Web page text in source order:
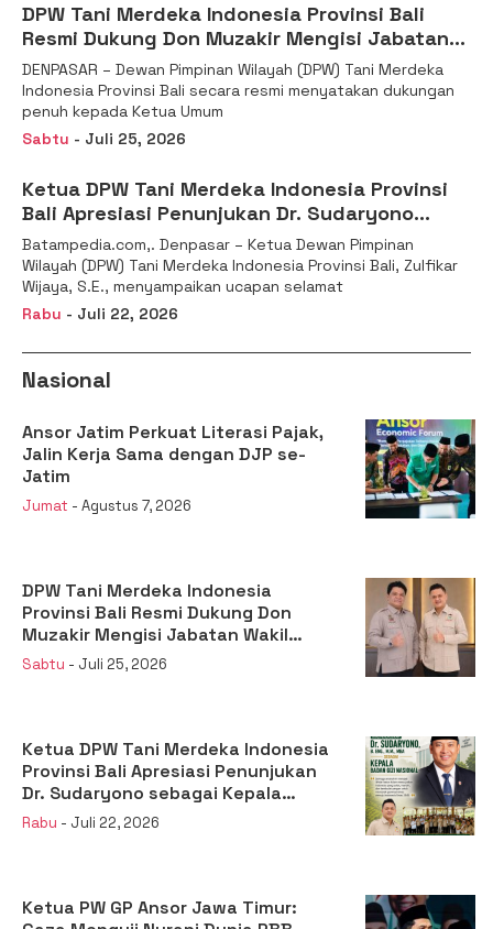
DPW Tani Merdeka Indonesia Provinsi Bali
Resmi Dukung Don Muzakir Mengisi Jabatan
Wakil Menteri Pertanian RI
DENPASAR – Dewan Pimpinan Wilayah (DPW) Tani Merdeka
Indonesia Provinsi Bali secara resmi menyatakan dukungan
penuh kepada Ketua Umum
Sabtu - Juli 25, 2026
Ketua DPW Tani Merdeka Indonesia Provinsi
Bali Apresiasi Penunjukan Dr. Sudaryono
sebagai Kepala Badan Gizi Nasional
Batampedia.com,. Denpasar – Ketua Dewan Pimpinan
Wilayah (DPW) Tani Merdeka Indonesia Provinsi Bali, Zulfikar
Wijaya, S.E., menyampaikan ucapan selamat
Rabu - Juli 22, 2026
Nasional
Ansor Jatim Perkuat Literasi Pajak,
Jalin Kerja Sama dengan DJP se-
Jatim
Jumat - Agustus 7, 2026
DPW Tani Merdeka Indonesia
Provinsi Bali Resmi Dukung Don
Muzakir Mengisi Jabatan Wakil
Menteri Pertanian RI
Sabtu - Juli 25, 2026
Ketua DPW Tani Merdeka Indonesia
Provinsi Bali Apresiasi Penunjukan
Dr. Sudaryono sebagai Kepala
Badan Gizi Nasional
Rabu - Juli 22, 2026
Ketua PW GP Ansor Jawa Timur: